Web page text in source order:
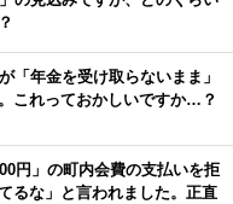
「年金を受け取らないまま」
これっておかしいですか…？
円」の町内会費の支払いを拒
るな」と言われました。正直